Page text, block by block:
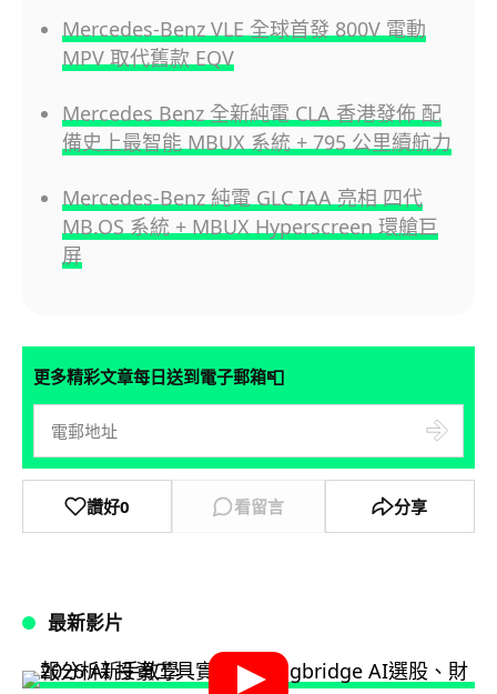
Mercedes-Benz VLE 全球首發 800V 電動
MPV 取代舊款 EQV
Mercedes Benz 全新純電 CLA 香港發佈 配
備史上最智能 MBUX 系統 + 795 公里續航力
Mercedes-Benz 純電 GLC IAA 亮相 四代
MB.OS 系統 + MBUX Hyperscreen 環艙巨
屏
更多精彩文章每日送到電子郵箱📮
讚好0 看留言 分享
最新影片